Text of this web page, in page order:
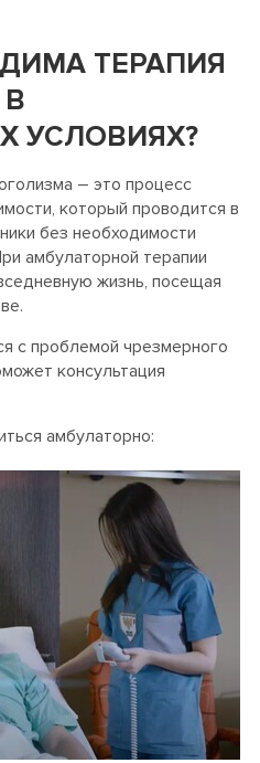
ТЕРАПИЯ
УСЛОВИЯХ?
– это процесс
который проводится в
без необходимости
амбулаторной терапии
жизнь, посещая
с проблемой чрезмерного
консультация
амбулаторно: